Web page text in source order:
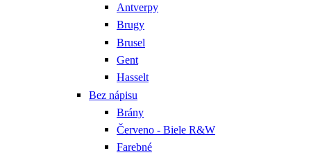
Antverpy
Brugy
Brusel
Gent
Hasselt
Bez nápisu
Brány
Červeno - Biele R&W
Farebné